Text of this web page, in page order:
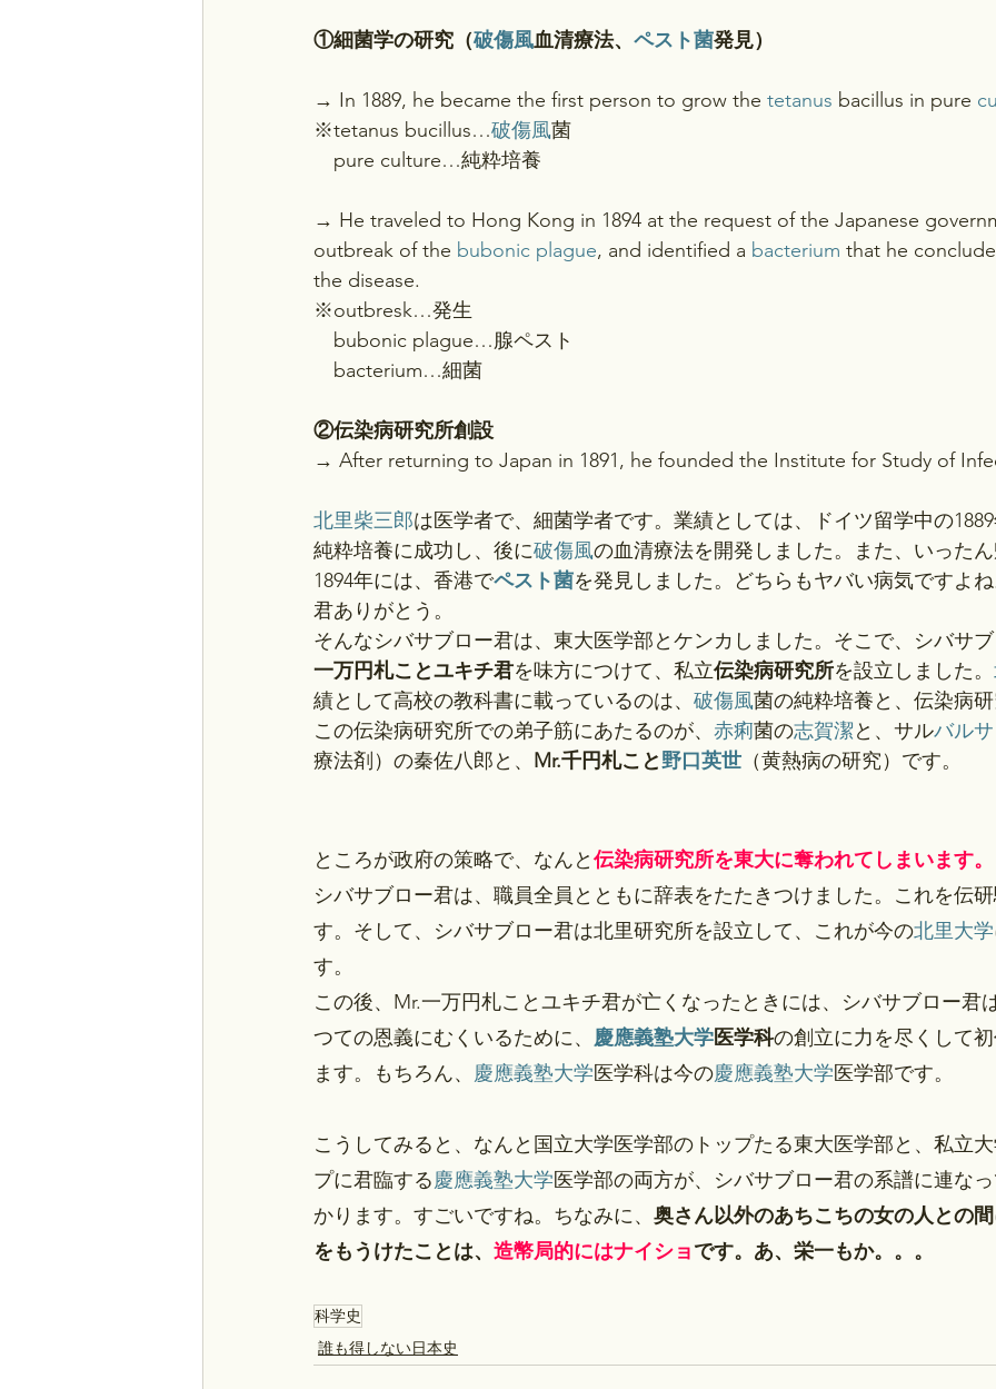
①細菌学の研究（破傷風血清療法、 ペスト菌発見）
→ In 1889, he became the first person to grow the tetanus bacillus in pure
※tetanus bucillus…破傷風菌
pure culture…純粋培養
→ He traveled to Hong Kong in 1894 at the request of the Japanese
outbreak of the bubonic plague, and identified a bacterium that he
the disease.
※outbresk…発生
bubonic plague…腺ペスト
bacterium…細菌
②伝染病研究所創設
→ After returning to Japan in 1891, he founded the Institute for Study of
北里柴三郎は医学者で、細菌学者です。業績としては、ドイツ留学中の
純粋培養に成功し、後に破傷風の血清療法を開発しました。また、いった
1894年には、香港でペスト菌を発見しました。どちらもヤバい病気ですよ
君ありがとう。
そんなシバサブロー君は、東大医学部とケンカしました。そこで、シバサ
一万円札ことユキチ君を味方につけて、私立伝染病研究所を設立しました。
績として高校の教科書に載っているのは、 破傷風菌の純粋培養と、伝染病
この伝染病研究所での弟子筋にあたるのが、 赤痢菌の志賀潔と、サルバルサ
療法剤）の秦佐八郎と、 Mr.千円札こと野口英世 （黄熱病の研究）です。
ところが政府の策略で、なんと伝染病研究所を東大に奪われてしまいます。
シバサブロー君は、職員全員とともに辞表をたたきつけました。これを伝
す。そして、シバサブロー君は北里研究所を設立して、これが今の北里大学
す。
この後、Mr.一万円札ことユキチ君が亡くなったときには、シバサブロー君
つての恩義にむくいるために、 慶應義塾大学医学科の創立に力を尽くして
ます。もちろん、 慶應義塾大学医学科は今の慶應義塾大学医学部です。
こうしてみると、なんと国立大学医学部のトップたる東大医学部と、私立
プに君臨する慶應義塾大学医学部の両方が、シバサブロー君の系譜に連な
かります。すごいですね。ちなみに、 奥さん以外のあちこちの女の人との
をもうけたことは、 造幣局的にはナイショです。あ、栄一もか。。。
科学史
誰も得しない日本史